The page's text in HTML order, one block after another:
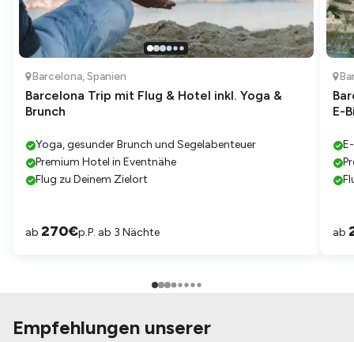
Barcelona,Spanien
Barcelona Trip mit Flug & Hotel inkl. Yoga &
Brunch
Yoga, gesunder Brunch und Segelabenteuer
Premium Hotel in Eventnähe
Flug zu Deinem Zielort
ab 270€p.P. ab 3 Nächte
E-
ab
Empfehlungen unserer